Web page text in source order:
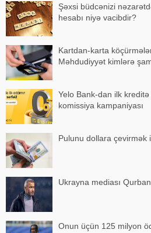
Şəxsi büdcənizi
hesabı niyə vacibdir?
Kartdan-karta
Məhdudiyyət kimlərə
Yelo Bank-dan ilk
komissiya kampaniyası
Pulunu dollara çevirmək
Ukrayna mediası
Onun üçün 125 milyon